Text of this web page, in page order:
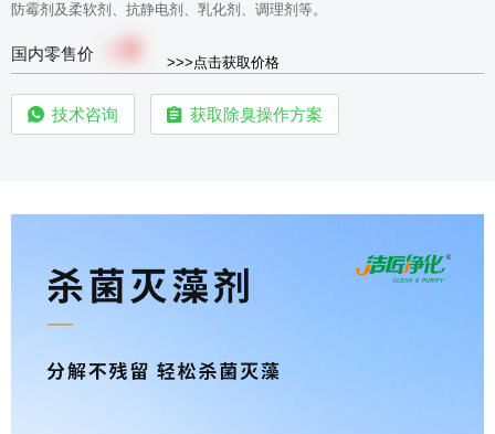
防霉剂及柔软剂、抗静电剂、乳化剂、调理剂等。
国内零售价 0 >>>点击获取价格
技术咨询 获取除臭操作方案